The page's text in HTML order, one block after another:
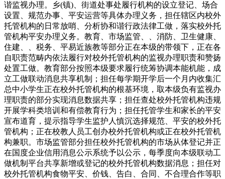
谐监视办理。乡(镇)、街道处事处履行机构的设立登记、场合
设置、规范办事、平安运营等具体办理义务，担任辖区内校外
托管机构的日常放哨、分析协和谐行政法律工做，落实校外托
管机构平安办理义务。教育、市场监管、、消防、卫生健康、
住建、、税务、平易近族教等部分正在本级的带领下，正在各
自职责范畴内依法履行对校外托管机构的监视办理职责和赞扬
处置工做。教育部分按照本级要求履行统筹协调本能机能，成
立工做联动消息共享机制；担任每学期开学后一个月内收集汇
总中小学生正在校外托管机构的根基环境，取本级负有监视办
理职责的部分实现消息数据共享；担任查处校外托管机构违规
开展学科类培训和有偿教育行为；担任托管学生和家长的平安
宣布道育，提示指导学生监护人慎沉选择规范、平安的校外托
管机构；正在校教人员工创办校外托管机构或正在校外托管机
构兼职。市场监管部分担任校外托管机构的市场从体登记并正
在国度企业信用消息公示系统予以公示，每季度向本级联动工
做机制平台共享新增或登记的校外托管机构数据消息；担任对
校外托管机构食物平安、价钱、告白、合同、不合理合作等职